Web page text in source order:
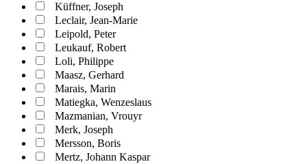
Küffner, Joseph
Leclair, Jean-Marie
Leipold, Peter
Leukauf, Robert
Loli, Philippe
Maasz, Gerhard
Marais, Marin
Matiegka, Wenzeslaus
Mazmanian, Vrouyr
Merk, Joseph
Mersson, Boris
Mertz, Johann Kaspar